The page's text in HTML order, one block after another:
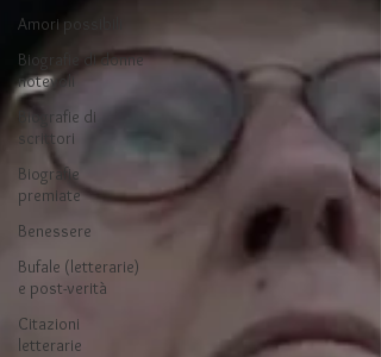
Amori possibili
Biografie di donne
notevoli
Biografie di
scrittori
Biografie
premiate
Benessere
Bufale (letterarie)
e post-verità
Citazioni
letterarie